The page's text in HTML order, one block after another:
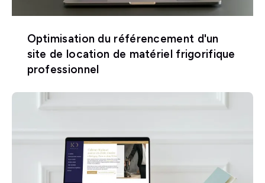
Optimisation du référencement d'un
site de location de matériel frigorifique
professionnel